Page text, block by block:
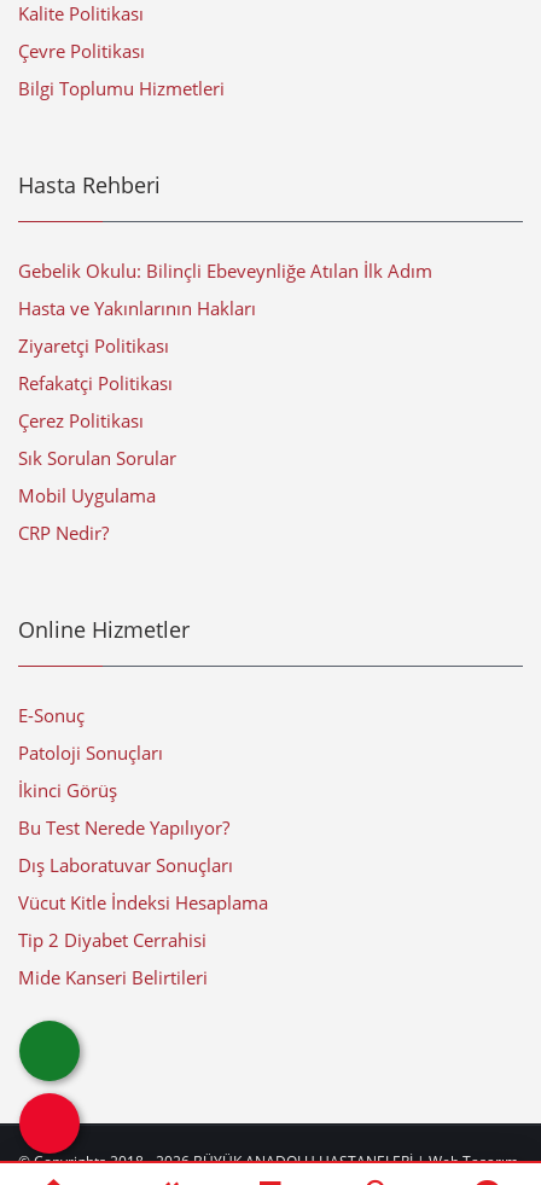
Kalite Politikası
Çevre Politikası
Bilgi Toplumu Hizmetleri
Hasta Rehberi
Gebelik Okulu: Bilinçli Ebeveynliğe Atılan İlk Adım
Hasta ve Yakınlarının Hakları
Ziyaretçi Politikası
Refakatçi Politikası
Çerez Politikası
Sık Sorulan Sorular
Mobil Uygulama
CRP Nedir?
Online Hizmetler
E-Sonuç
Patoloji Sonuçları
İkinci Görüş
Bu Test Nerede Yapılıyor?
Dış Laboratuvar Sonuçları
Vücut Kitle İndeksi Hesaplama
Tip 2 Diyabet Cerrahisi
Mide Kanseri Belirtileri
© Copyrights 2018 - 2026BÜYÜK ANADOLU HASTANELERİ| Web Tasarım